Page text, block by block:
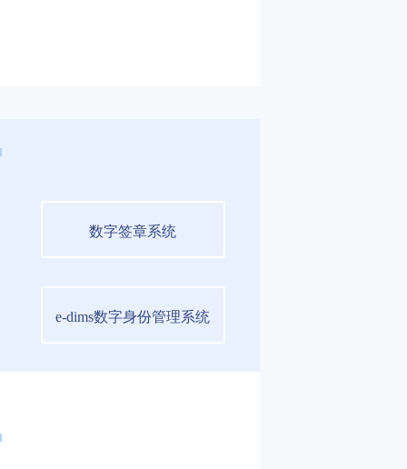
数字签章系统
e-dims数字身份管理系统